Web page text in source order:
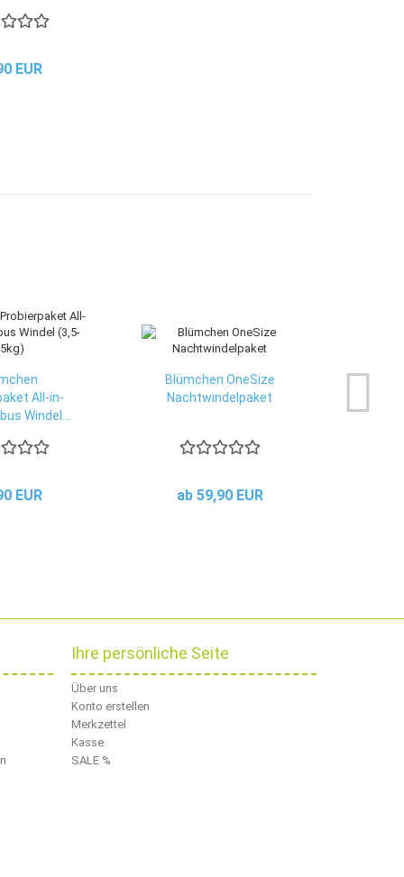
EUR
All-in-
Windel...
EUR
Blümchen OneSize
Nachtwindelpaket
ab 59,90 EUR
Ihre persönliche Seite
Über uns
Konto erstellen
Merkzettel
Kasse
SALE %